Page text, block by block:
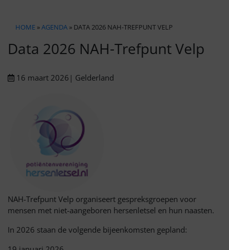
HOME »AGENDA » DATA 2026 NAH-TREFPUNT VELP
Data 2026 NAH-Trefpunt Velp
16 maart 2026 | Gelderland
NAH-Trefpunt Velp organiseert gespreksgroepen voor
mensen met niet-aangeboren hersenletsel en hun naasten.
In 2026 staan de volgende bijeenkomsten gepland: